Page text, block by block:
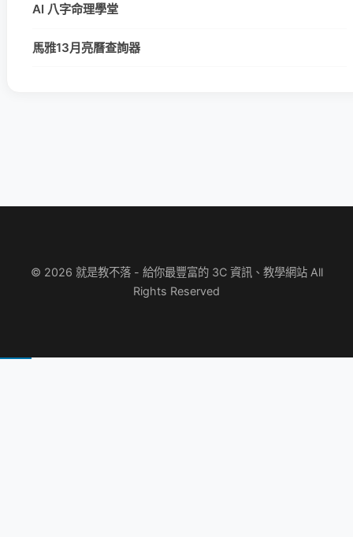
AI 八字命理學堂
馬雅13月亮曆查詢器
© 2026 就是教不落 - 給你最豐富的 3C 資訊、教學網站 All
Rights Reserved